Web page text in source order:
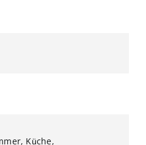
Küche,